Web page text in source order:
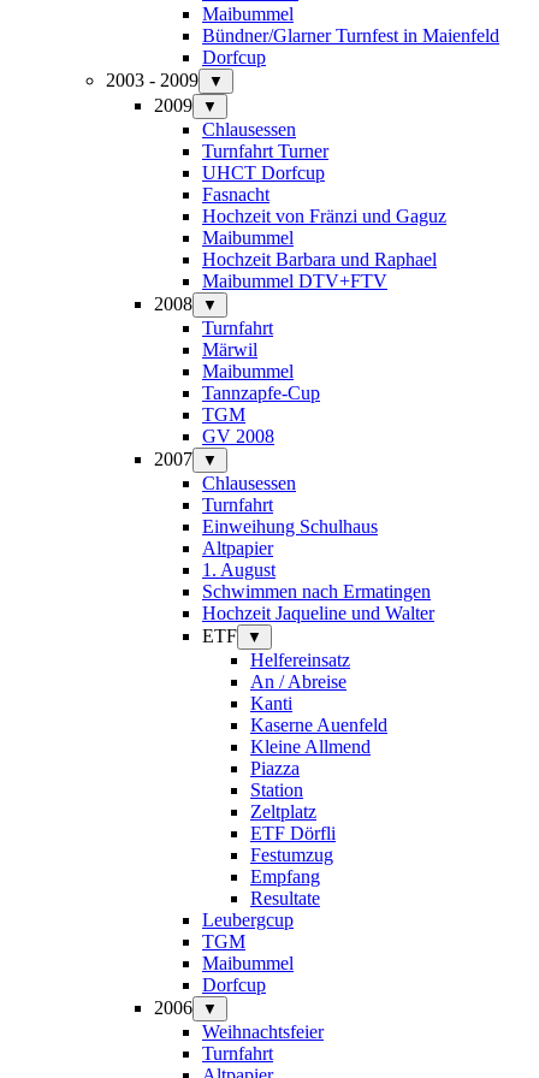
Maibummel
Bündner/Glarner Turnfest in Maienfeld
Dorfcup
2003 - 2009
▼
2009 ▼
Chlausessen
Turnfahrt Turner
UHCT Dorfcup
Fasnacht
Hochzeit von Fränzi und Gaguz
Maibummel
Hochzeit Barbara und Raphael
Maibummel DTV+FTV
2008
▼
Turnfahrt
Märwil
Maibummel
Tannzapfe-Cup
TGM
GV 2008
2007
▼
Chlausessen
Turnfahrt
Einweihung Schulhaus
Altpapier
1. August
Schwimmen nach Ermatingen
Hochzeit Jaqueline und Walter
ETF
▼
Helfereinsatz
An / Abreise
Kanti
Kaserne Auenfeld
Kleine Allmend
Piazza
Station
Zeltplatz
ETF Dörfli
Festumzug
Empfang
Resultate
Leubergcup
TGM
Maibummel
Dorfcup
2006
▼
Weihnachtsfeier
Turnfahrt